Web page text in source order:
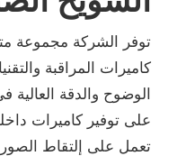
توفر الشركة مجموعة
كاميرات المراقبة
الوضوح والدقة
على توفير كاميرات
تعمل على إلتقاط الصور